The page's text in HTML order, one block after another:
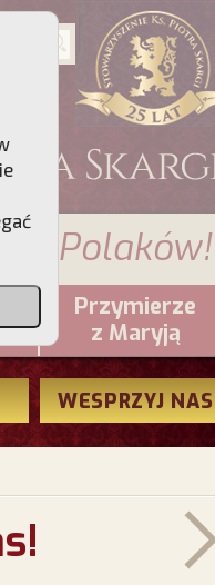
Polaków!
Przymierze
z Maryją
WESPRZYJ NAS